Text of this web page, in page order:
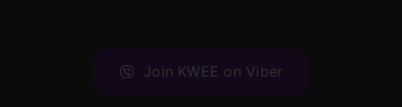
Join KWEE on Viber